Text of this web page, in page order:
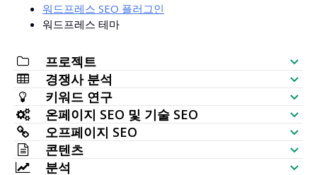
워드프레스 SEO 플러그인
워드프레스 테마
프로젝트
SEO 체크리스트
경쟁사 분석
웹사이트 가시성 확인기
SERP 분석기
키워드 연구
키워드 생성기
대량 검색량 확인기
온페이지 SEO 및 기술 SEO
SEO 감사
키워드 배치
오프페이지 SEO
백링크 확인기
콘텐츠
분석